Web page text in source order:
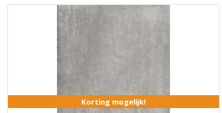
Korting mogelijk!